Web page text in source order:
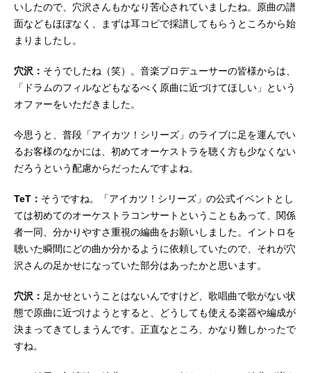
いしたので、穴沢さんもかなり苦心されていましたね。原曲の譜
面などもほぼなく、まずは耳コピで採譜してもらうところから始
まりましたし。
穴沢： そうでしたね（笑）。音楽プロデューサーの皆様からは、
「ドラムのフィルなどもなるべく原曲に近づけてほしい」という
オファーをいただきました。
今思うと、普段「アイカツ！シリーズ」のライブに足を運んでい
るお客様のなかには、初めてオーケストラを聴く方も少なくない
だろうという配慮からだったんですよね。
TeT： そうですね。「アイカツ！シリーズ」の公式イベントとし
ては初めてのオーケストラコンサートということもあって、関係
者一同、分かりやすさ重視の編曲をお願いしました。イントロを
聴いた瞬間にどの曲か分かるように依頼していたので、それが穴
沢さんの足かせになっていた部分はあったかと思います。
穴沢： 足かせということはないんですけど、歌唱曲で歌がない状
態で原曲に近づけようとすると、どうしても使える楽器や編成が
決まってきてしまうんです。正直なところ、かなり難しかったで
すね。